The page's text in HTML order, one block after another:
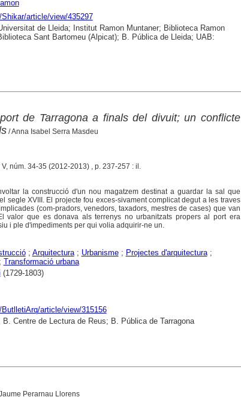
article/view/435297
de Lleida; Institut Ramon Muntaner; Biblioteca Ramon
Sant Bartomeu (Alpicat); B. Pública de Lleida; UAB:
de Tarragona a finals del divuit; un conflicte
/ Anna Isabel Serra Masdeu
núm. 34-35 (2012-2013) , p. 237-257 : il.
la construcció d'un nou magatzem destinat a guardar la sal que
segle XVIII. El projecte fou exces-sivament complicat degut a les traves
(com-pradors, venedors, taxadors, mestres de cases) que van
valor que es donava als terrenys no urbanitzats propers al port era
i ple d'impediments per qui volia adquirir-ne un.
; Arquitectura; Urbanisme; Projectes d'arquitectura;
; Transformació urbana
(1729-1803)
article/view/315156
Centre de Lectura de Reus; B. Pública de Tarragona
Perarnau Llorens